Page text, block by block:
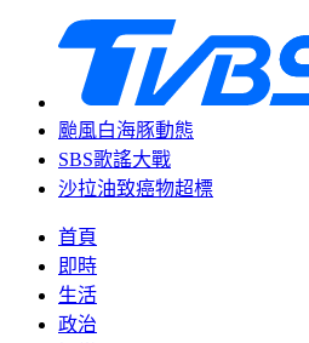
颱風白海豚動態
SBS歌謠大戰
沙拉油致癌物超標
首頁
即時
生活
政治